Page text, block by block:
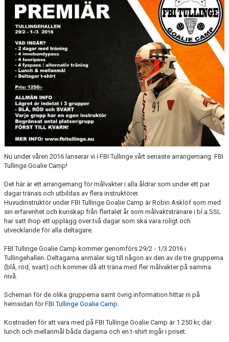
FRITIDSKORTET
NYHETER
PROFILKLÄDER
ÖVERGÅNGSANSVARIG OCH ÖVERGÅNGSPOLICY
PLAY IT FORWARD
FBI TULLINGE HALL OF FAME
Nu under våren 2016 lanserar vi i FBI Tullinge vårt senaste arrangemang. FBI
Tullinge Goalie Camp!
Det här är ett arrangemang för målvakter i alla åldrar som under ett par
dagar tränas och utbildas av flera instruktörer.
Huvudinstruktör under FBI Tullinge Goalie Camp är Robin Asklöf som med
sin erfarenhet och kunskap från flertalet år som målvaktstränare i bl.a SSL
har satt ihop ett upplägg över två dagar som ska vara roligt och
utvecklande för alla deltagare.
FBI Tullinge Goalie Camp kommer genomförs 29/2 - 1/3 2016 i
Tullingehallen. Deltagarna anmäler sig till någon av den av de tre grupperna
(blå, röd, svart) och kommer då att träna med fler målvakter på samma
nivå.
Scheman för de olika grupperna samt övrig information hittar ni på
hemsidan förFBI Tullinge Goalie Camp
Kostnaden för att vara med på FBI Tullinge Goalie Camp är 1.250 kr, där
lunch och mellanmål båda dagarna och en t-shirt ingår i priset.